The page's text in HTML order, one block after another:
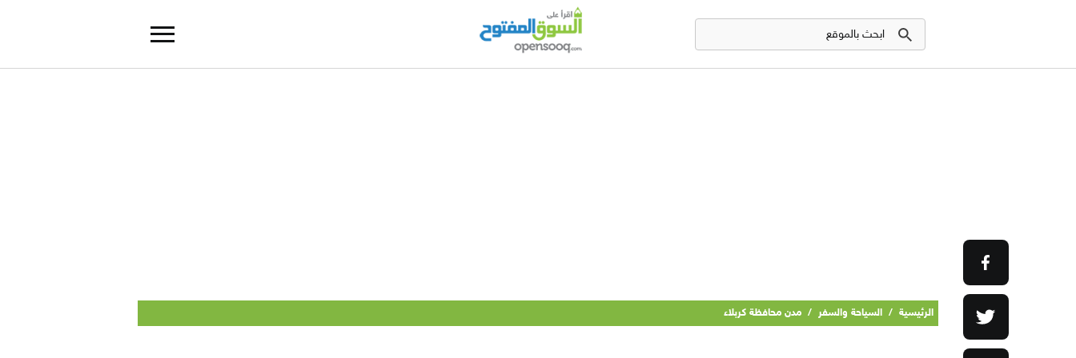
الرئيسية / السياحة والسفر / مدن محافظة كربلاء